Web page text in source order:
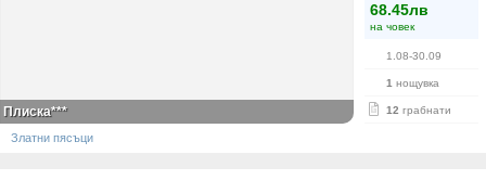
68.45лв
на човек
1.08-30.09
1 нощувка
12 грабнати
Плиска***
Златни пясъци